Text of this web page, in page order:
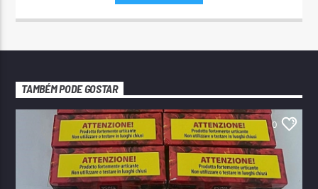
TAMBÉM PODE GOSTAR
0